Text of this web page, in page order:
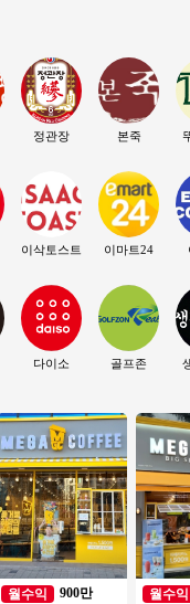
정관장
이삭토스트
다이소
본죽
이마트24
골프존
월수익
900만
월수익